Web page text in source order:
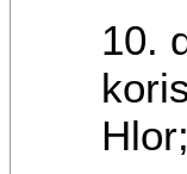
10.
Hlor;